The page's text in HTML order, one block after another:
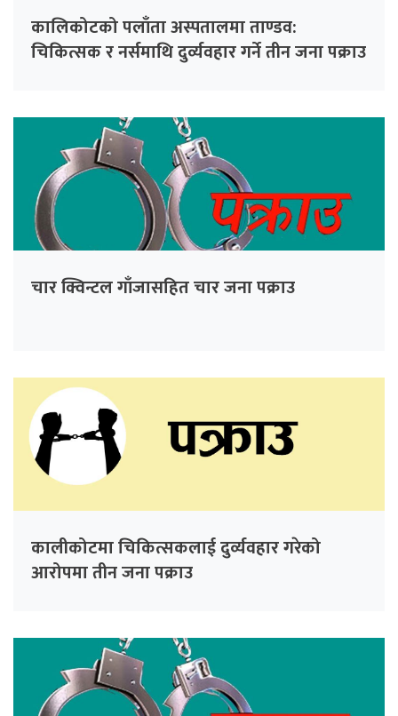
कालिकोटको पलाँता अस्पतालमा ताण्डव:
चिकित्सक र नर्समाथि दुर्व्यवहार गर्ने तीन जना पक्राउ
चार क्विन्टल गाँजासहित चार जना पक्राउ
कालीकोटमा चिकित्सकलाई दुर्व्यवहार गरेको
आरोपमा तीन जना पक्राउ